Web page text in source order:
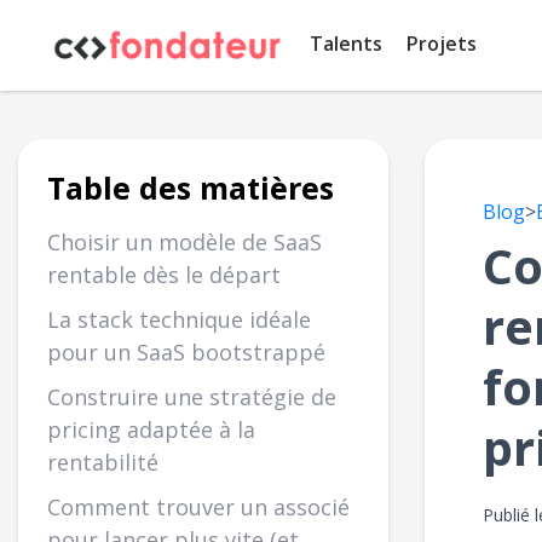
Talents Projets
Table des matières
Choisir un modèle de SaaS
rentable dès le départ
La stack technique idéale
pour un SaaS bootstrappé
Construire une stratégie de
pricing adaptée à la
rentabilité
Comment trouver un associé
Blog>
Publié